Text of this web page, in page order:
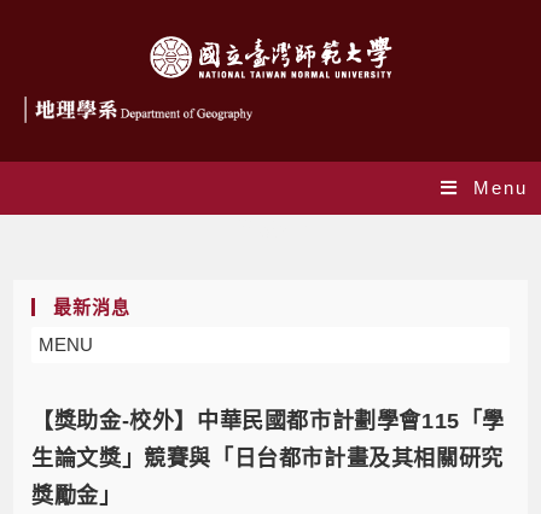
Menu
最新消息
MENU
【獎助金-校外】中華民國都市計劃學會115「學
生論文獎」競賽與「日台都市計畫及其相關研究
獎勵金」